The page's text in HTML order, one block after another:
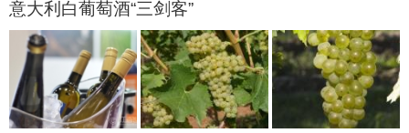
意大利白葡萄酒“三剑客”